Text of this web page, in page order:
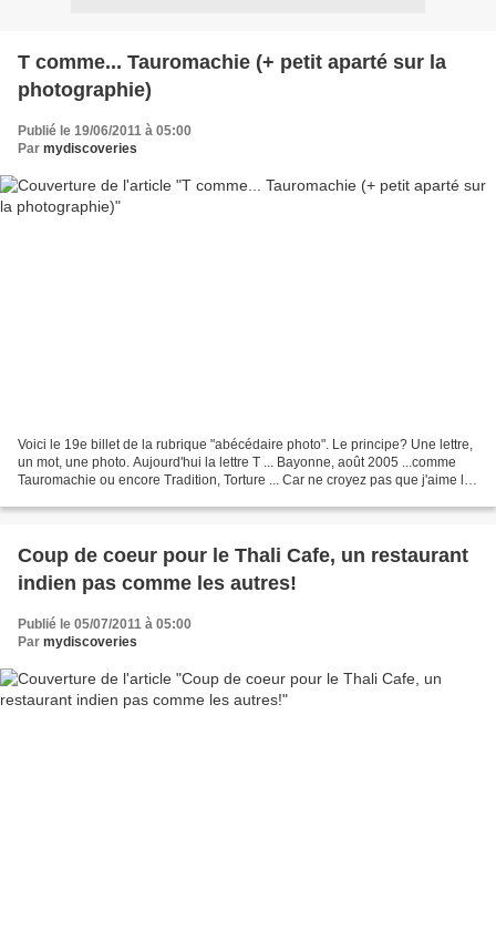
T comme... Tauromachie (+ petit aparté sur la
photographie)
Publié le 19/06/2011 à 05:00
Par mydiscoveries
Voici le 19e billet de la rubrique "abécédaire photo". Le principe? Une lettre,
un mot, une photo. Aujourd'hui la lettre T ... Bayonne, août 2005 ...comme
Tauromachie ou encore Tradition, Torture ... Car ne croyez pas que j'aime la
Coup de coeur pour le Thali Cafe, un restaurant
indien pas comme les autres!
Publié le 05/07/2011 à 05:00
Par mydiscoveries